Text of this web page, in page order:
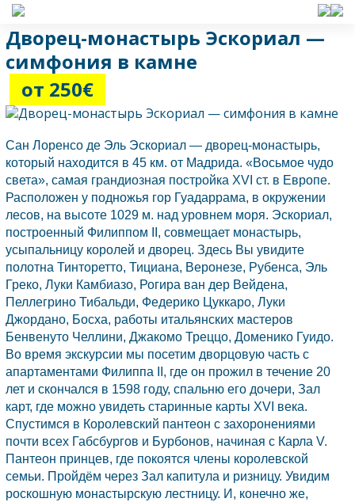
Дворец-монастырь Эскориал —
симфония в камне
от 250€
Сан Лоренсо де Эль Эскориал — дворец-монастырь,
который находится в 45 км. от Мадрида. «Восьмое чудо
света», самая грандиозная постройка XVI ст. в Европе.
Расположен у подножья гор Гуадаррама, в окружении
лесов, на высоте 1029 м. над уровнем моря. Эскориал,
построенный Филиппом II, совмещает монастырь,
усыпальницу королей и дворец. Здесь Вы увидите
полотна Тинторетто, Тициана, Веронезе, Рубенса, Эль
Греко, Луки Камбиазо, Рогира ван дер Вейдена,
Пеллегрино Тибальди, Федерико Цуккаро, Луки
Джордано, Босха, работы итальянских мастеров
Бенвенуто Челлини, Джакомо Треццо, Доменико Гуидо.
Во время экскурсии мы посетим дворцовую часть с
апартаментами Филиппа II, где он прожил в течение 20
лет и скончался в 1598 году, спальню его дочери, Зал
карт, где можно увидеть старинные карты XVI века.
Спустимся в Королевский пантеон с захоронениями
почти всех Габсбургов и Бурбонов, начиная с Карла V.
Пантеон принцев, где покоятся члены королевской
семьи. Пройдём через Зал капитула и ризницу. Увидим
роскошную монастырскую лестницу. И, конечно же,